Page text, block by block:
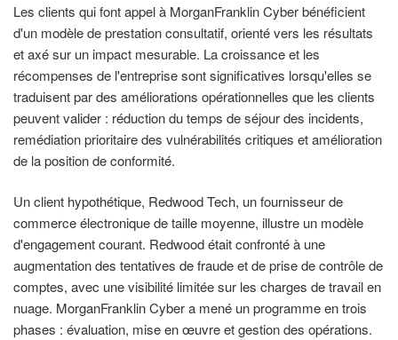
Les clients qui font appel à MorganFranklin Cyber bénéficient
d'un modèle de prestation consultatif, orienté vers les résultats
et axé sur un impact mesurable. La croissance et les
récompenses de l'entreprise sont significatives lorsqu'elles se
traduisent par des améliorations opérationnelles que les clients
peuvent valider : réduction du temps de séjour des incidents,
remédiation prioritaire des vulnérabilités critiques et amélioration
de la position de conformité.
Un client hypothétique, Redwood Tech, un fournisseur de
commerce électronique de taille moyenne, illustre un modèle
d'engagement courant. Redwood était confronté à une
augmentation des tentatives de fraude et de prise de contrôle de
comptes, avec une visibilité limitée sur les charges de travail en
nuage. MorganFranklin Cyber a mené un programme en trois
phases : évaluation, mise en œuvre et gestion des opérations.